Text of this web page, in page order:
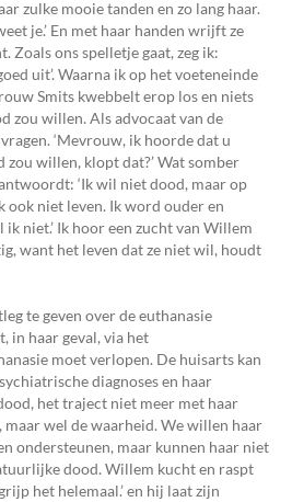
zulke mooie tanden en zo lang haar.
je.’ En met haar handen wrijft ze
Zoals ons spelletje gaat, zeg ik:
uit’. Waarna ik op het voeteneinde
Smits kwebbelt erop los en niets
zou willen. Als advocaat van de
‘Mevrouw, ik hoorde dat u
zou willen, klopt dat?’ Wat somber
‘Ik wil niet dood, maar op
ook niet leven. Ik word ouder en
niet.’ Ik hoor een zucht van Willem
want het leven dat ze niet wil, houdt
te geven over de euthanasie
in haar geval, via het
moet verlopen. De huisarts kan
diagnoses en haar
het traject niet meer met haar
wel de waarheid. We willen haar
ondersteunen, maar kunnen haar niet
dood. Willem kucht en raspt
het helemaal.’ en hij laat zijn